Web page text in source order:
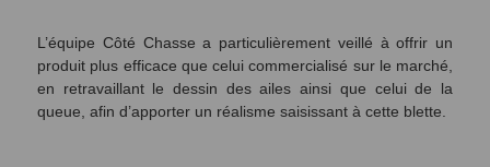
L’équipe Côté Chasse a particulièrement veillé à offrir un
produit plus efficace que celui commercialisé sur le marché,
en retravaillant le dessin des ailes ainsi que celui de la
queue, afin d’apporter un réalisme saisissant à cette blette.